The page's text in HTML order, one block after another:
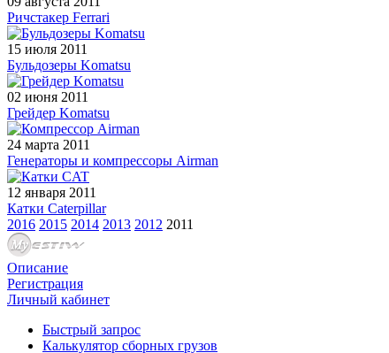
Ричстакер Ferrari
15 июля 2011
Бульдозеры Komatsu
02 июня 2011
Грейдер Komatsu
24 марта 2011
Генераторы и компрессоры Airman
12 января 2011
Катки Caterpillar
2016 2015 2014 2013 2012 2011
Описание
Регистрация
Личный кабинет
Быстрый запрос
Калькулятор сборных грузов